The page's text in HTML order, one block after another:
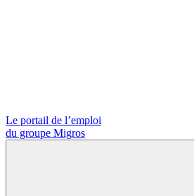
Le portail de l’emploi
du groupe Migros